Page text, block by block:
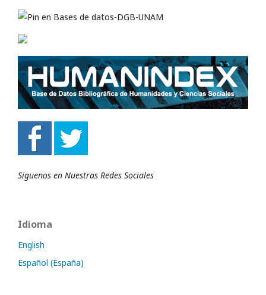
Siguenos en Nuestras Redes Sociales
Idioma
English
Español (España)